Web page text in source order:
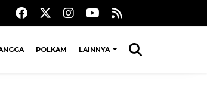
POLKAM LAINNYA